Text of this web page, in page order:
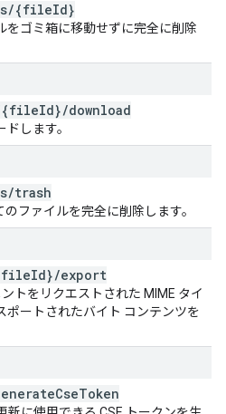
/{fileId}
をゴミ箱に移動せずに完全に削除
{fileId}/download
します。
/trash
ファイルを完全に削除します。
Id}/export
トをリクエストされた MIME タイ
ポートされたバイト コンテンツを
CseToken